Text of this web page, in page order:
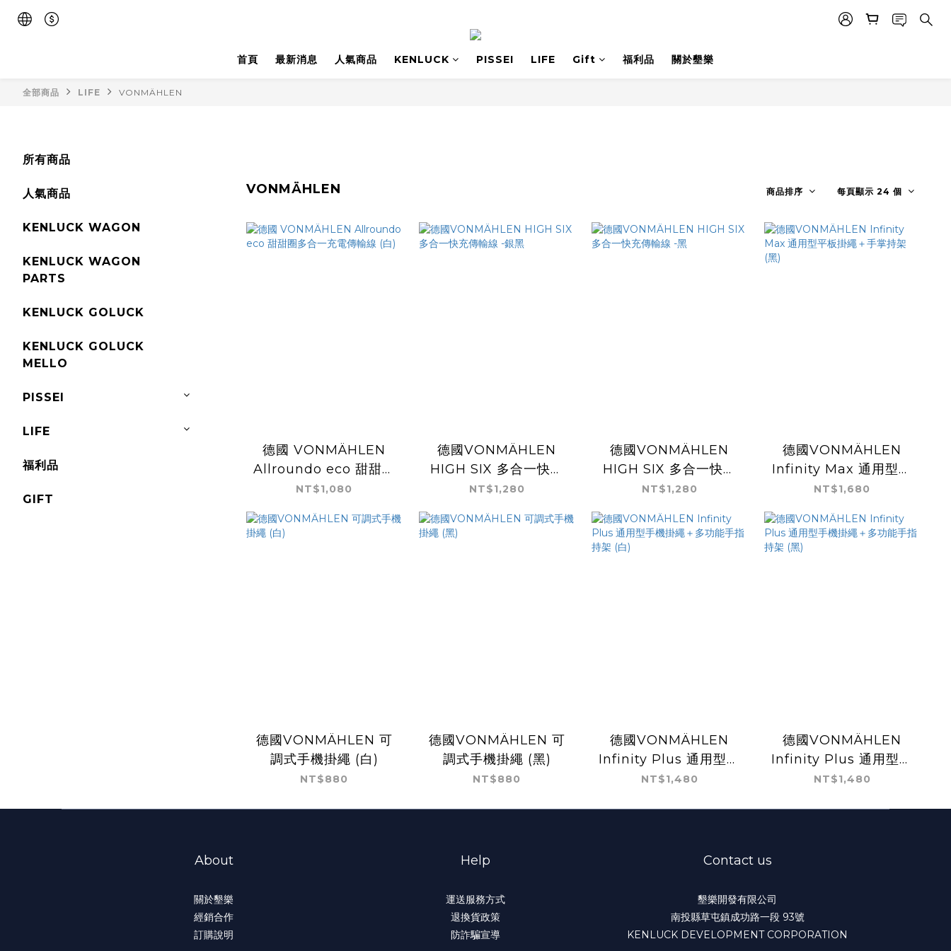
首頁 最新消息 人氣商品 KENLUCK PISSEI LIFE Gift 福利品 關於墾樂
全部商品 LIFE VONMÄHLEN
所有商品
人氣商品
KENLUCK WAGON
KENLUCK WAGON
PARTS
KENLUCK GOLUCK
KENLUCK GOLUCK
MELLO
PISSEI
LIFE
福利品
GIFT
VONMÄHLEN 商品排序 每頁顯示 24 個
德國 VONMÄHLEN
Allroundo eco 甜甜圈
多合一充電傳輸線 (白)
NT$1,080
德國VONMÄHLEN
HIGH SIX 多合一快充
傳輸線 -銀黑
NT$1,280
德國VONMÄHLEN
HIGH SIX 多合一快充
傳輸線 -黑
NT$1,280
德國VONMÄHLEN
Infinity Max 通用型平
板掛繩＋手掌持架 (黑)
NT$1,680
德國VONMÄHLEN 可
調式手機掛繩 (白)
NT$880
德國VONMÄHLEN 可
調式手機掛繩 (黑)
NT$880
德國VONMÄHLEN
Infinity Plus 通用型手
機掛繩＋多功能手指持
NT$1,480
德國VONMÄHLEN
Infinity Plus 通用型手
機掛繩＋多功能手指持
NT$1,480
About
關於墾樂
經銷合作
訂購說明
Help
運送服務方式
退換貨政策
防詐騙宣導
Contact us
墾樂開發有限公司
南投縣草屯鎮成功路一段 93號
KENLUCK DEVELOPMENT CORPORATION